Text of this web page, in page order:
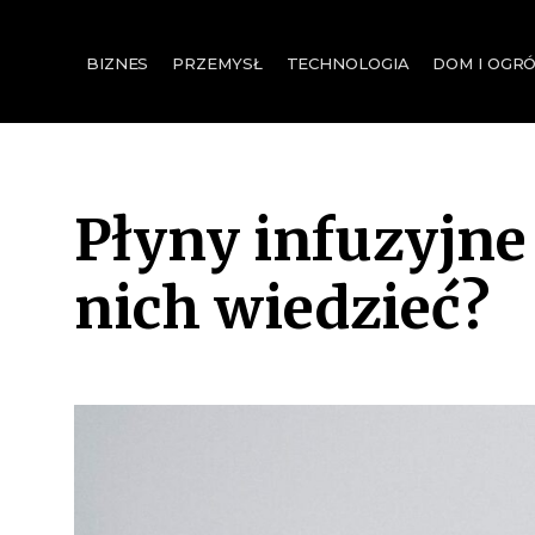
BIZNES PRZEMYSŁ TECHNOLOGIA DOM I
Płyny
nich wiedzieć?